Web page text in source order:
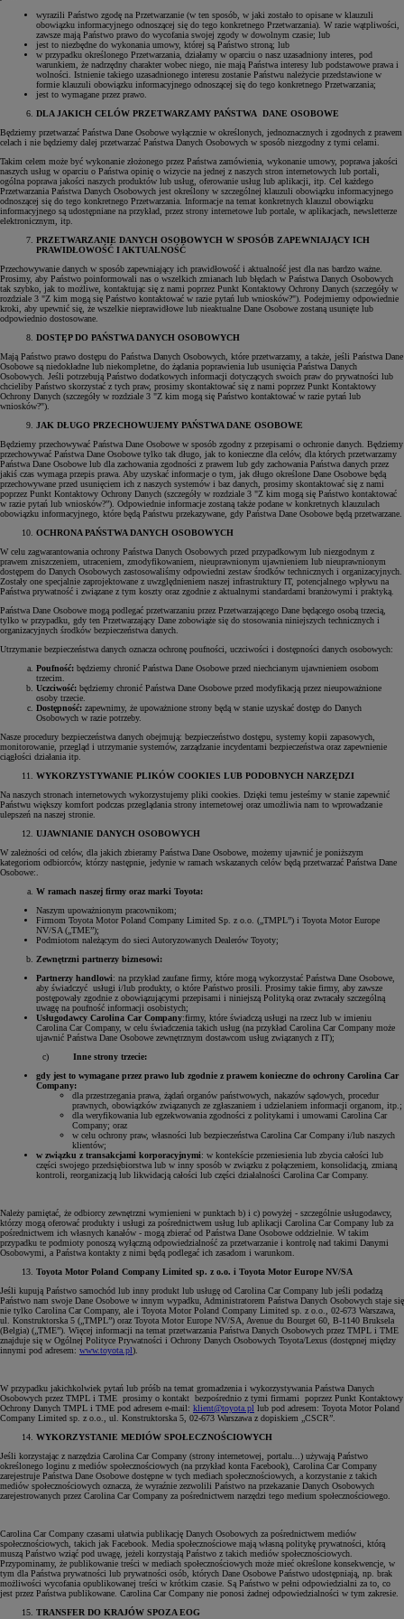
wyrazili Państwo zgodę na Przetwarzanie (w ten sposób, w jaki zostało to opisane w klauzuli
obowiązku informacyjnego odnoszącej się do tego konkretnego Przetwarzania). W razie wątpliwości,
zawsze mają Państwo prawo do wycofania swojej zgody w dowolnym czasie; lub
jest to niezbędne do wykonania umowy, której są Państwo stroną; lub
w przypadku określonego Przetwarzania, działamy w oparciu o nasz uzasadniony interes, pod
warunkiem, że nadrzędny charakter wobec niego, nie mają Państwa interesy lub podstawowe prawa i
wolności. Istnienie takiego uzasadnionego interesu zostanie Państwu należycie przedstawione w
formie klauzuli obowiązku informacyjnego odnoszącej się do tego konkretnego Przetwarzania;
jest to wymagane przez prawo.
DLA JAKICH CELÓW PRZETWARZAMY PAŃSTWA DANE OSOBOWE
Będziemy przetwarzać Państwa Dane Osobowe wyłącznie w określonych, jednoznacznych i zgodnych z prawem
celach i nie będziemy dalej przetwarzać Państwa Danych Osobowych w sposób niezgodny z tymi celami.
Takim celem może być wykonanie złożonego przez Państwa zamówienia, wykonanie umowy, poprawa jakości
naszych usług w oparciu o Państwa opinię o wizycie na jednej z naszych stron internetowych lub portali,
ogólna poprawa jakości naszych produktów lub usług, oferowanie usług lub aplikacji, itp. Cel każdego
Przetwarzania Państwa Danych Osobowych jest określony w szczególnej klauzuli obowiązku informacyjnego
odnoszącej się do tego konkretnego Przetwarzania. Informacje na temat konkretnych klauzul obowiązku
informacyjnego są udostępniane na przykład, przez strony internetowe lub portale, w aplikacjach, newsletterze
elektronicznym, itp.
PRZETWARZANIE DANYCH OSOBOWYCH W SPOSÓB ZAPEWNIAJĄCY ICH
PRAWIDŁOWOŚĆ I AKTUALNOŚĆ
Przechowywanie danych w sposób zapewniający ich prawidłowość i aktualność jest dla nas bardzo ważne.
Prosimy, aby Państwo poinformowali nas o wszelkich zmianach lub błędach w Państwa Danych Osobowych
tak szybko, jak to możliwe, kontaktując się z nami poprzez Punkt Kontaktowy Ochrony Danych (szczegóły w
rozdziale 3 "Z kim mogą się Państwo kontaktować w razie pytań lub wniosków?"). Podejmiemy odpowiednie
kroki, aby upewnić się, że wszelkie nieprawidłowe lub nieaktualne Dane Osobowe zostaną usunięte lub
odpowiednio dostosowane.
DOSTĘP DO PAŃSTWA DANYCH OSOBOWYCH
Mają Państwo prawo dostępu do Państwa Danych Osobowych, które przetwarzamy, a także, jeśli Państwa Dane
Osobowe są niedokładne lub niekompletne, do żądania poprawienia lub usunięcia Państwa Danych
Osobowych. Jeśli potrzebują Państwo dodatkowych informacji dotyczących swoich praw do prywatności lub
chcieliby Państwo skorzystać z tych praw, prosimy skontaktować się z nami poprzez Punkt Kontaktowy
Ochrony Danych (szczegóły w rozdziale 3 "Z kim mogą się Państwo kontaktować w razie pytań lub
wniosków?").
JAK DŁUGO PRZECHOWUJEMY PAŃSTWA DANE OSOBOWE
Będziemy przechowywać Państwa Dane Osobowe w sposób zgodny z przepisami o ochronie danych. Będziemy
przechowywać Państwa Dane Osobowe tylko tak długo, jak to konieczne dla celów, dla których przetwarzamy
Państwa Dane Osobowe lub dla zachowania zgodności z prawem lub gdy zachowania Państwa danych przez
jakiś czas wymaga przepis prawa. Aby uzyskać informacje o tym, jak długo określone Dane Osobowe będą
przechowywane przed usunięciem ich z naszych systemów i baz danych, prosimy skontaktować się z nami
poprzez Punkt Kontaktowy Ochrony Danych (szczegóły w rozdziale 3 "Z kim mogą się Państwo kontaktować
w razie pytań lub wniosków?”). Odpowiednie informacje zostaną także podane w konkretnych klauzulach
obowiązku informacyjnego, które będą Państwu przekazywane, gdy Państwa Dane Osobowe będą przetwarzane.
OCHRONA PAŃSTWA DANYCH OSOBOWYCH
W celu zagwarantowania ochrony Państwa Danych Osobowych przed przypadkowym lub niezgodnym z
prawem zniszczeniem, utraceniem, zmodyfikowaniem, nieuprawnionym ujawnieniem lub nieuprawnionym
dostępem do Danych Osobowych zastosowaliśmy odpowiedni zestaw środków technicznych i organizacyjnych.
Zostały one specjalnie zaprojektowane z uwzględnieniem naszej infrastruktury IT, potencjalnego wpływu na
Państwa prywatność i związane z tym koszty oraz zgodnie z aktualnymi standardami branżowymi i praktyką.
Państwa Dane Osobowe mogą podlegać przetwarzaniu przez Przetwarzającego Dane będącego osobą trzecią,
tylko w przypadku, gdy ten Przetwarzający Dane zobowiąże się do stosowania niniejszych technicznych i
organizacyjnych środków bezpieczeństwa danych.
Utrzymanie bezpieczeństwa danych oznacza ochronę poufności, uczciwości i dostępności danych osobowych:
Poufność: będziemy chronić Państwa Dane Osobowe przed niechcianym ujawnieniem osobom
trzecim.
Uczciwość: będziemy chronić Państwa Dane Osobowe przed modyfikacją przez nieupoważnione
osoby trzecie.
Dostępność: zapewnimy, że upoważnione strony będą w stanie uzyskać dostęp do Danych
Osobowych w razie potrzeby.
Nasze procedury bezpieczeństwa danych obejmują: bezpieczeństwo dostępu, systemy kopii zapasowych,
monitorowanie, przegląd i utrzymanie systemów, zarządzanie incydentami bezpieczeństwa oraz zapewnienie
ciągłości działania itp.
WYKORZYSTYWANIE PLIKÓW COOKIES LUB PODOBNYCH NARZĘDZI
Na naszych stronach internetowych wykorzystujemy pliki cookies. Dzięki temu jesteśmy w stanie zapewnić
Państwu większy komfort podczas przeglądania strony internetowej oraz umożliwia nam to wprowadzanie
ulepszeń na naszej stronie.
UJAWNIANIE DANYCH OSOBOWYCH
W zależności od celów, dla jakich zbieramy Państwa Dane Osobowe, możemy ujawnić je poniższym
kategoriom odbiorców, którzy następnie, jedynie w ramach wskazanych celów będą przetwarzać Państwa Dane
Osobowe:.
W ramach naszej firmy oraz marki Toyota:
Naszym upoważnionym pracownikom;
Firmom Toyota Motor Poland Company Limited Sp. z o.o. („TMPL”) i Toyota Motor Europe
NV/SA („TME”);
Podmiotom należącym do sieci Autoryzowanych Dealerów Toyoty;
Zewnętrzni partnerzy biznesowi:
Partnerzy handlowi: na przykład zaufane firmy, które mogą wykorzystać Państwa Dane Osobowe,
aby świadczyć usługi i/lub produkty, o które Państwo prosili. Prosimy takie firmy, aby zawsze
postępowały zgodnie z obowiązującymi przepisami i niniejszą Polityką oraz zwracały szczególną
uwagę na poufność informacji osobistych;
Usługodawcy Carolina Car Company:firmy, które świadczą usługi na rzecz lub w imieniu
Carolina Car Company, w celu świadczenia takich usług (na przykład Carolina Car Company może
ujawnić Państwa Dane Osobowe zewnętrznym dostawcom usług związanych z IT);
c)Inne strony trzecie:
gdy jest to wymagane przez prawo lub zgodnie z prawem konieczne do ochrony Carolina Car
Company:
dla przestrzegania prawa, żądań organów państwowych, nakazów sądowych, procedur
prawnych, obowiązków związanych ze zgłaszaniem i udzielaniem informacji organom, itp.;
dla weryfikowania lub egzekwowania zgodności z politykami i umowami Carolina Car
Company; oraz
w celu ochrony praw, własności lub bezpieczeństwa Carolina Car Company i/lub naszych
klientów;
w związku z transakcjami korporacyjnymi: w kontekście przeniesienia lub zbycia całości lub
części swojego przedsiębiorstwa lub w inny sposób w związku z połączeniem, konsolidacją, zmianą
kontroli, reorganizacją lub likwidacją całości lub części działalności Carolina Car Company.
Należy pamiętać, że odbiorcy zewnętrzni wymienieni w punktach b) i c) powyżej - szczególnie usługodawcy,
którzy mogą oferować produkty i usługi za pośrednictwem usług lub aplikacji Carolina Car Company lub za
pośrednictwem ich własnych kanałów - mogą zbierać od Państwa Dane Osobowe oddzielnie. W takim
przypadku te podmioty ponoszą wyłączną odpowiedzialność za przetwarzanie i kontrolę nad takimi Danymi
Osobowymi, a Państwa kontakty z nimi będą podlegać ich zasadom i warunkom.
Toyota Motor Poland Company Limited sp. z o.o. i Toyota Motor Europe NV/SA
Jeśli kupują Państwo samochód lub inny produkt lub usługę od Carolina Car Company lub jeśli podadzą
Państwo nam swoje Dane Osobowe w innym wypadku, Administratorem Państwa Danych Osobowych staje się
nie tylko Carolina Car Company, ale i Toyota Motor Poland Company Limited sp. z o.o., 02-673 Warszawa,
ul. Konstruktorska 5 („TMPL”) oraz Toyota Motor Europe NV/SA, Avenue du Bourget 60, B-1140 Bruksela
(Belgia) („TME”). Więcej informacji na temat przetwarzania Państwa Danych Osobowych przez TMPL i TME
znajduje się w Ogólnej Polityce Prywatności i Ochrony Danych Osobowych Toyota/Lexus (dostępnej między
innymi pod adresem: www.toyota.pl).
W przypadku jakichkolwiek pytań lub próśb na temat gromadzenia i wykorzystywania Państwa Danych
Osobowych przez TMPL i TME prosimy o kontakt bezpośrednio z tymi firmami poprzez Punkt Kontaktowy
Ochrony Danych TMPL i TME pod adresem e-mail: klient@toyota.pl lub pod adresem: Toyota Motor Poland
Company Limited sp. z o.o., ul. Konstruktorska 5, 02-673 Warszawa z dopiskiem „CSCR”.
WYKORZYSTANIE MEDIÓW SPOŁECZNOŚCIOWYCH
Jeśli korzystając z narzędzia Carolina Car Company (strony internetowej, portalu...) używają Państwo
określonego loginu z mediów społecznościowych (na przykład konta Facebook), Carolina Car Company
zarejestruje Państwa Dane Osobowe dostępne w tych mediach społecznościowych, a korzystanie z takich
mediów społecznościowych oznacza, że wyraźnie zezwolili Państwo na przekazanie Danych Osobowych
zarejestrowanych przez Carolina Car Company za pośrednictwem narzędzi tego medium społecznościowego.
Carolina Car Company czasami ułatwia publikację Danych Osobowych za pośrednictwem mediów
społecznościowych, takich jak Facebook. Media społecznościowe mają własną politykę prywatności, którą
muszą Państwo wziąć pod uwagę, jeżeli korzystają Państwo z takich mediów społecznościowych.
Przypominamy, że publikowanie treści w mediach społecznościowych może mieć określone konsekwencje, w
tym dla Państwa prywatności lub prywatności osób, których Dane Osobowe Państwo udostępniają, np. brak
możliwości wycofania opublikowanej treści w krótkim czasie. Są Państwo w pełni odpowiedzialni za to, co
jest przez Państwa publikowane. Carolina Car Company nie ponosi żadnej odpowiedzialności w tym zakresie.
TRANSFER DO KRAJÓW SPOZA EOG